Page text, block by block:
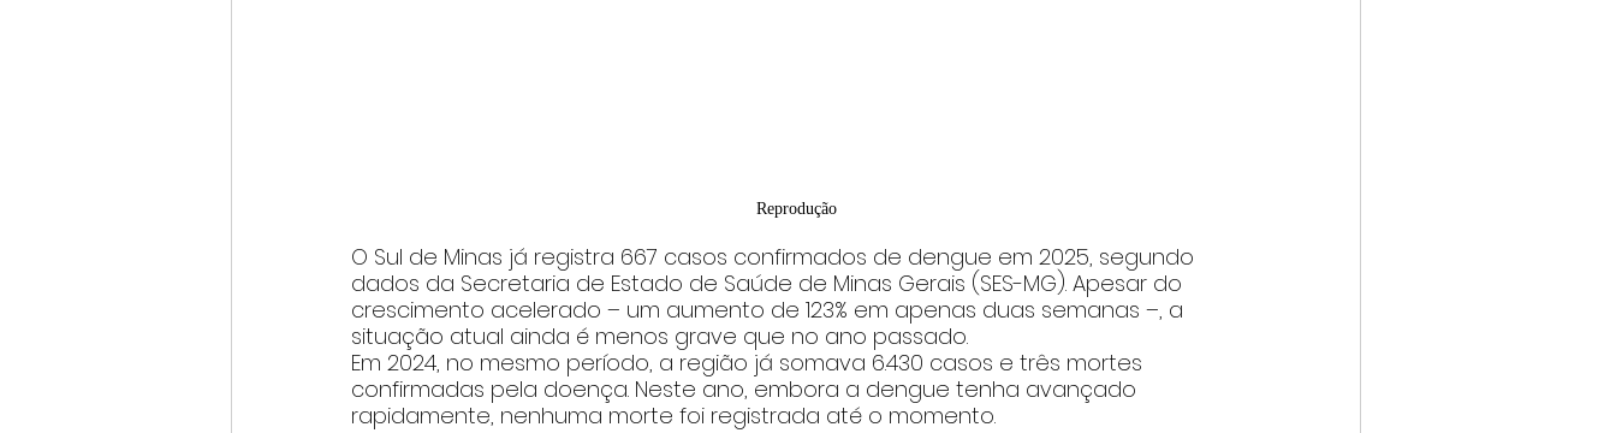
Reprodução
O Sul de Minas já registra 667 casos confirmados de dengue em 2025, segundo
dados da Secretaria de Estado de Saúde de Minas Gerais (SES-MG). Apesar do
crescimento acelerado – um aumento de 123% em apenas duas semanas –, a
situação atual ainda é menos grave que no ano passado.
Em 2024, no mesmo período, a região já somava 6.430 casos e três mortes
confirmadas pela doença. Neste ano, embora a dengue tenha avançado
rapidamente, nenhuma morte foi registrada até o momento.